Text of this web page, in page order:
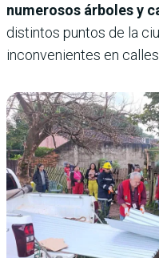
numerosos árboles y
distintos puntos de la
inconvenientes en